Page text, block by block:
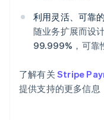
利用灵活、可靠
随业务扩展而设
99.999%，可靠
了解有关 Stripe
提供支持的更多信息
爱沙尼亚
English
奥地利
Deutsch English
English
巴西